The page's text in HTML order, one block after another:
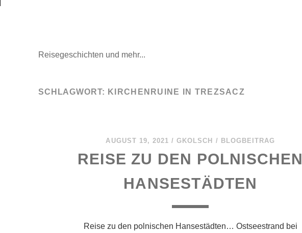
Reisegeschichten und mehr...
SCHLAGWORT: KIRCHENRUINE IN TREZSACZ
AUGUST 19, 2021 /GKOLSCH / BLOGBEITRAG
REISE ZU DEN POLNISCHEN
HANSESTÄDTEN
Reise zu den polnischen Hansestädten… Ostseestrand bei